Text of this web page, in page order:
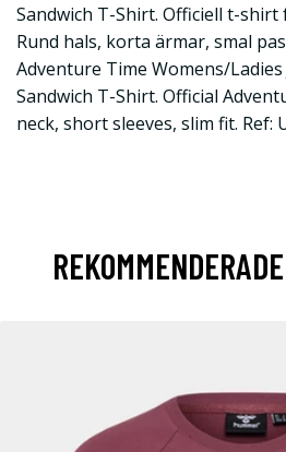
Sandwich T-Shirt. Officiell t-
Rund hals, korta ärmar, smal
Adventure Time Womens/Ladies
Sandwich T-Shirt. Official
neck, short sleeves, slim fit. Ref: